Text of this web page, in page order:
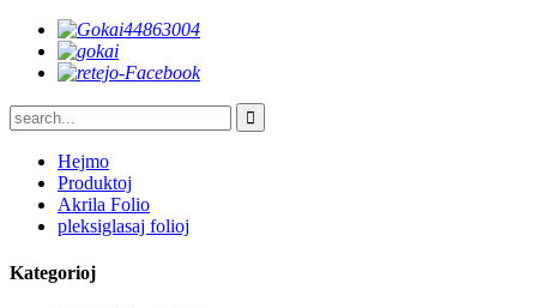
Hejmo
Produktoj
Akrila Folio
pleksiglasaj folioj
Kategorioj